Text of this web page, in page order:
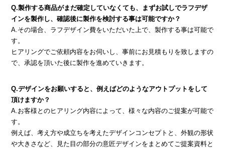
Q.製作する商品がまだ確定していなくても、まずお試しでラフデザ
インを製作し、確認後に製作を検討する事は可能ですか？
A.その場合、ラフデザイン費をいただいた上で、製作する事は可能で
す。
ヒアリングでご依頼内容をお伺いし、事前にお見積もりを致しますの
で、承認を頂いた後に製作を進めていきます。
Q.デザインをお願いすると、例えばどのようなアウトプットをして
頂けますか？
A.お客様とのヒアリング内容によって、様々な内容のご提案が可能で
す。
例えば、考え方や成立ちを考えたデザインコンセプトと、外観の形状
や大きさなど、見た目の部分の意匠デザインをまとめてご提案資料と